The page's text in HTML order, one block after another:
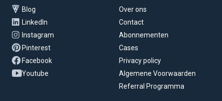
Blog
LinkedIn
Instagram
Pinterest
Facebook
Youtube
Over ons
Contact
Abonnementen
Cases
Privacy policy
Algemene Voorwaarden
Referral Programma